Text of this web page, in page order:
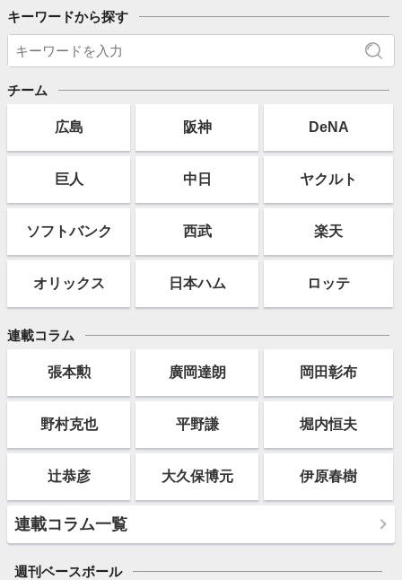
キーワードから探す
チーム
広島 阪神 DeNA
巨人 中日 ヤクルト
ソフトバンク 西武 楽天
オリックス 日本ハム ロッテ
連載コラム
張本勲 廣岡達朗 岡田彰布
野村克也 平野謙 堀内恒夫
辻恭彦 大久保博元 伊原春樹
連載コラム一覧
週刊ベースボール